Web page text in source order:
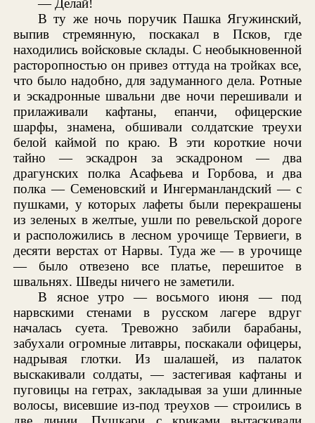
— Делай!
В ту же ночь поручик Пашка Ягужинский,
выпив стремянную, поскакал в Псков, где
находились войсковые склады. С необыкновенной
расторопностью он привез оттуда на тройках все,
что было надобно, для задуманного дела. Ротные
и эскадронные швальни две ночи перешивали и
прилаживали кафтаны, епанчи, офицерские
шарфы, знамена, обшивали солдатские треухи
белой каймой по краю. В эти короткие ночи
тайно — эскадрон за эскадроном — два
драгунских полка Асафьева и Горбова, и два
полка — Семеновский и Ингерманландский — с
пушками, у которых лафеты были перекрашены
из зеленых в желтые, ушли по ревельской дороге
и расположились в лесном урочище Тервиеги, в
десяти верстах от Нарвы. Туда же — в урочище
— было отвезено все платье, перешитое в
швальнях. Шведы ничего не заметили.
В ясное утро — восьмого июня — под
нарвскими стенами в русском лагере вдруг
началась суета. Тревожно забили барабаны,
забухали огромные литавры, поскакали офицеры,
надрывая глотки. Из шалашей, из палаток
выскакивали солдаты, — застегивая кафтаны и
пуговицы на гетрах, закладывая за уши длинные
волосы, висевшие из-под треухов — строились в